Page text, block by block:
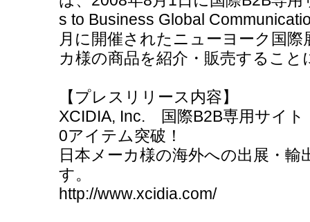
s to Business Global
月に開催されたニューヨーク国
カ様の商品を紹介・販売するこ
【プレスリリース内容】
XCIDIA, Inc. 国際B2B専用サイト
0アイテム突破！
日本メーカ様の海外への出展・
す。
http://www.xcidia.com/